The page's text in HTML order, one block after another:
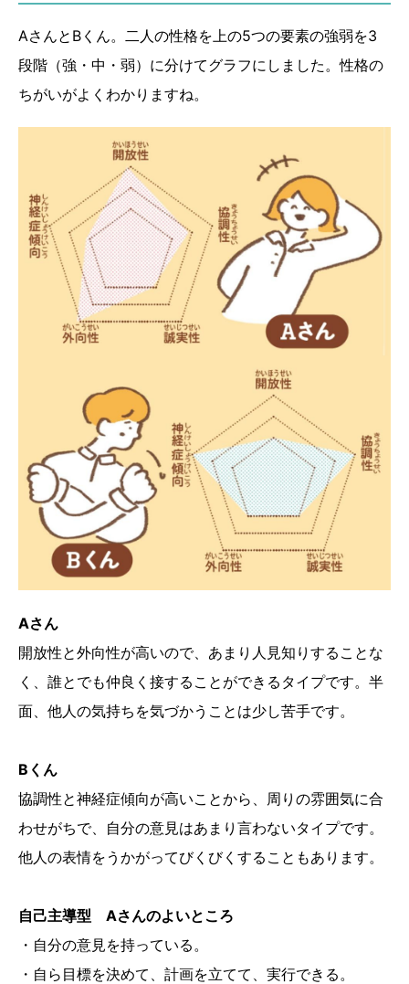
AさんとBくん。二人の性格を上の5つの要素の強弱を3
段階（強・中・弱）に分けてグラフにしました。性格の
ちがいがよくわかりますね。
Aさん
開放性と外向性が高いので、あまり人見知りすることな
く、誰とでも仲良く接することができるタイプです。半
面、他人の気持ちを気づかうことは少し苦手です。
Bくん
協調性と神経症傾向が高いことから、周りの雰囲気に合
わせがちで、自分の意見はあまり言わないタイプです。
他人の表情をうかがってびくびくすることもあります。
自己主導型 Aさんのよいところ
・自分の意見を持っている。
・自ら目標を決めて、計画を立てて、実行できる。